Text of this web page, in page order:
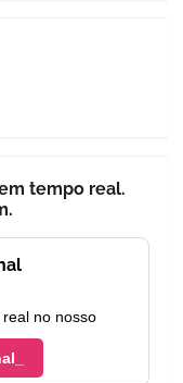
tempo real.
no nosso